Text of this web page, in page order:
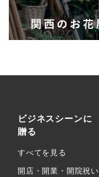
ビジネスシーンに
贈る
すべてを見る
開店・開業・開院祝い